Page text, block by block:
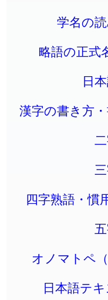
学名の
略語の正式
日
漢字の書き方
四字熟語・慣
オノマトペ
日本語テ